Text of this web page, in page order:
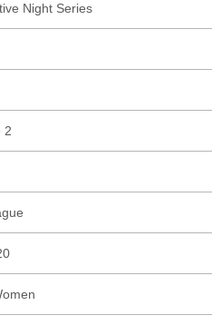
Night Series
2